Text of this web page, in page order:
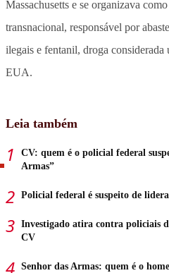
Massachusetts e se organizava
transnacional, responsável por
ilegais e fentanil, droga considerada
EUA.
Leia também
CV: quem é o policial federal
Armas”
Policial federal é suspeito de
Investigado atira contra policiais
CV
Senhor das Armas: quem é o